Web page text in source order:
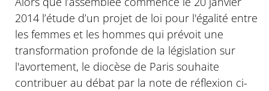
2014 l’étude d’un projet de loi pour l'égalité entre
les femmes et les hommes qui prévoit une
transformation profonde de la législation sur
l'avortement, le diocèse de Paris souhaite
contribuer au débat par la note de réflexion ci-